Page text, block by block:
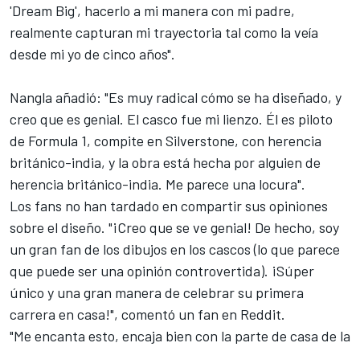
'Dream Big', hacerlo a mi manera con mi padre,
realmente capturan mi trayectoria tal como la veía
desde mi yo de cinco años".
Nangla añadió: "Es muy radical cómo se ha diseñado, y
creo que es genial. El casco fue mi lienzo. Él es piloto
de Formula 1, compite en Silverstone, con herencia
británico-india, y la obra está hecha por alguien de
herencia británico-india. Me parece una locura".
Los fans no han tardado en compartir sus opiniones
sobre el diseño. "¡Creo que se ve genial! De hecho, soy
un gran fan de los dibujos en los cascos (lo que parece
que puede ser una opinión controvertida). ¡Súper
único y una gran manera de celebrar su primera
carrera en casa!", comentó un fan en Reddit.
"Me encanta esto, encaja bien con la parte de casa de la